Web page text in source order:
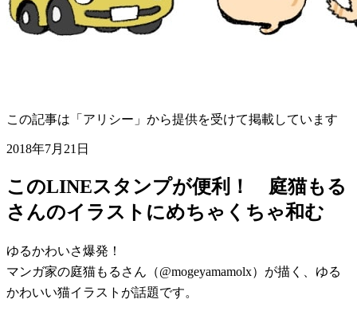
この記事は「アリシー」から提供を受けて掲載しています
2018年7月21日
このLINEスタンプが便利！ 庭猫もる
さんのイラストにめちゃくちゃ和む
ゆるかわいさ爆発！
マンガ家の庭猫もるさん（@mogeyamamolx）が描く、ゆる
かわいい猫イラストが話題です。